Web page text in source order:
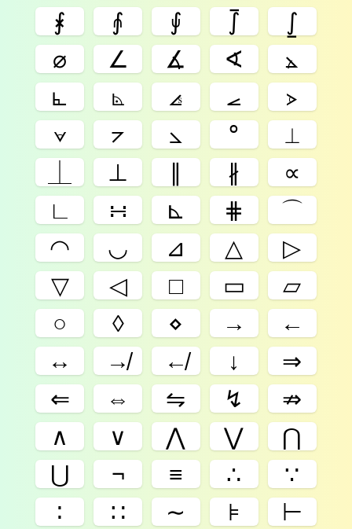
⨘
⨙ ⨚ ⨛
⨜
⌀
∠ ∡ ∢
⦛
⦜
⦝ ⦞ ⦟
⦠
⦡
⦢ ⦣ °
⟂
⊥ ∥ ∦
∝
∟
∺ ⊾ ⋕
⌒
◠
◡ ⊿ △
▷
▽
◁ □ ▭
▱
○
◊ ⋄ →
←
↔
↛ ↚ ↓
⇒
⇐
⇔ ⇋ ↯
⇏
∧
∨ ⋀ ⋁
⋂
⋃
¬ ≡ ∴
∵
∶
∷ ∼ ⊧
⊢